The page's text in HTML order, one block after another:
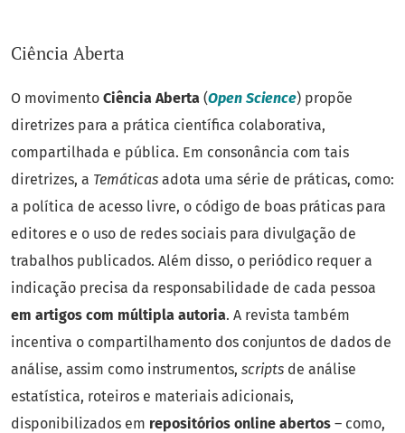
Ciência Aberta
O movimento Ciência Aberta (Open Science) propõe
diretrizes para a prática científica colaborativa,
compartilhada e pública. Em consonância com tais
diretrizes, a Temáticas adota uma série de práticas, como:
a política de acesso livre, o código de boas práticas para
editores e o uso de redes sociais para divulgação de
trabalhos publicados. Além disso, o periódico requer a
indicação precisa da responsabilidade de cada pessoa
em artigos com múltipla autoria. A revista também
incentiva o compartilhamento dos conjuntos de dados de
análise, assim como instrumentos, scripts de análise
estatística, roteiros e materiais adicionais,
disponibilizados em repositórios online abertos – como,